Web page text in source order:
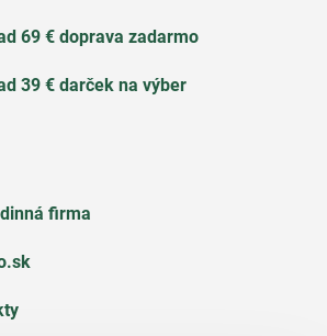
69 € doprava zadarmo
39 € darček na výber
firma